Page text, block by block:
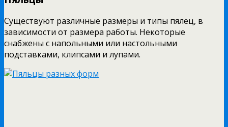
Существуют различные размеры и типы пялец, в
зависимости от размера работы. Некоторые
снабжены с напольными или настольными
подставками, клипсами и лупами.